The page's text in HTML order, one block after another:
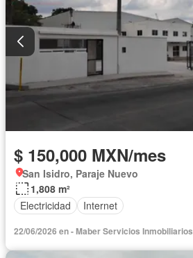
$ 150,000 MXN/mes
San Isidro, Paraje Nuevo
1,808 m²
Electricidad
Internet
22/06/2026 en - Maber Servicios Inmobiliarios